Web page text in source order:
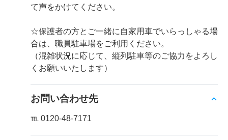
て声をかけてください。
☆保護者の方とご一緒に自家用車でいらっしゃる場
合は、職員駐車場をご利用ください。
（混雑状況に応じて、縦列駐車等のご協力をよろし
くお願いいたします）
お問い合わせ先
℡ 0120-48-7171